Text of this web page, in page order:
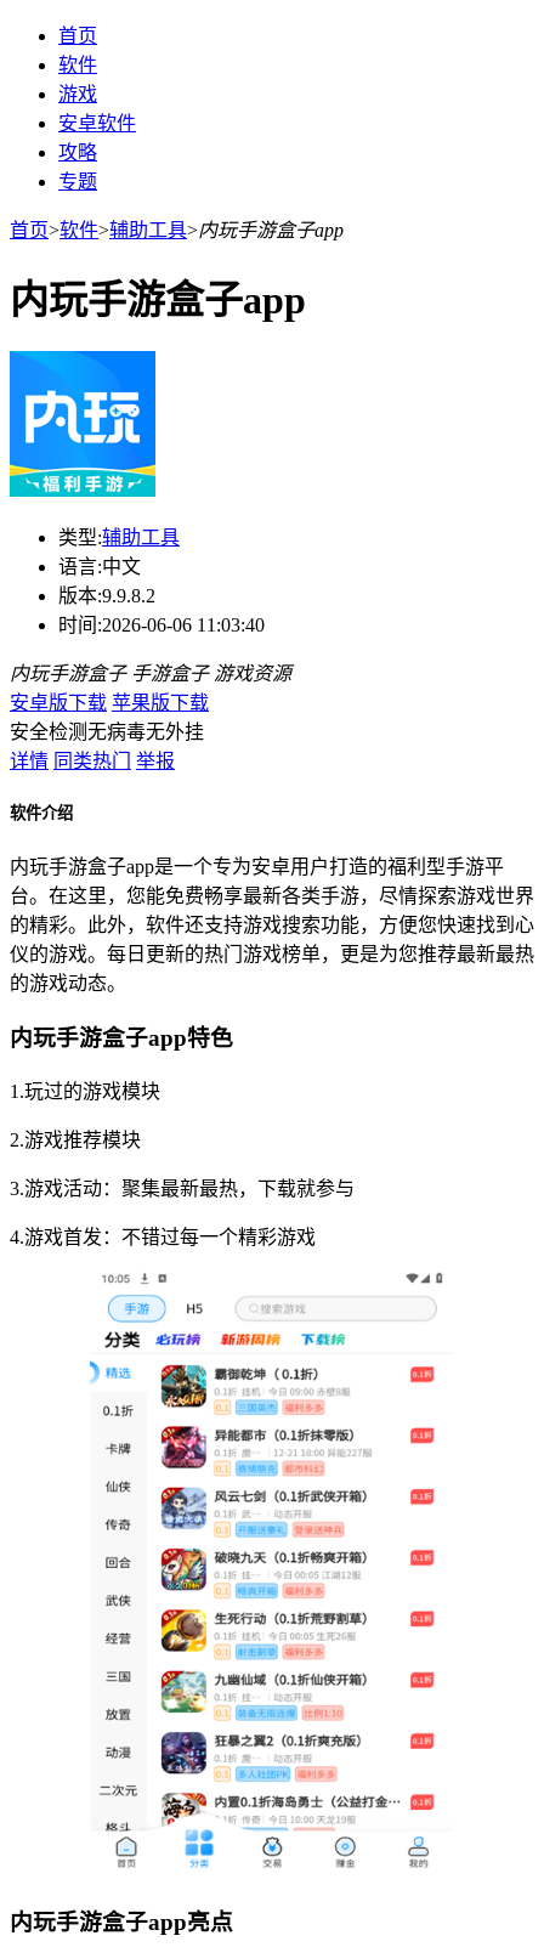
首页
软件
游戏
安卓软件
攻略
专题
首页>软件>辅助工具>内玩手游盒子app
内玩手游盒子app
类型:辅助工具
语言:中文
版本:9.9.8.2
时间:2026-06-06 11:03:40
内玩手游盒子 手游盒子 游戏资源
安卓版下载 苹果版下载
安全检测无病毒无外挂
详情 同类热门 举报
软件介绍
内玩手游盒子app是一个专为安卓用户打造的福利型手游平
台。在这里，您能免费畅享最新各类手游，尽情探索游戏世界
的精彩。此外，软件还支持游戏搜索功能，方便您快速找到心
仪的游戏。每日更新的热门游戏榜单，更是为您推荐最新最热
的游戏动态。
内玩手游盒子app特色
1.玩过的游戏模块
2.游戏推荐模块
3.游戏活动：聚集最新最热，下载就参与
4.游戏首发：不错过每一个精彩游戏
内玩手游盒子app亮点